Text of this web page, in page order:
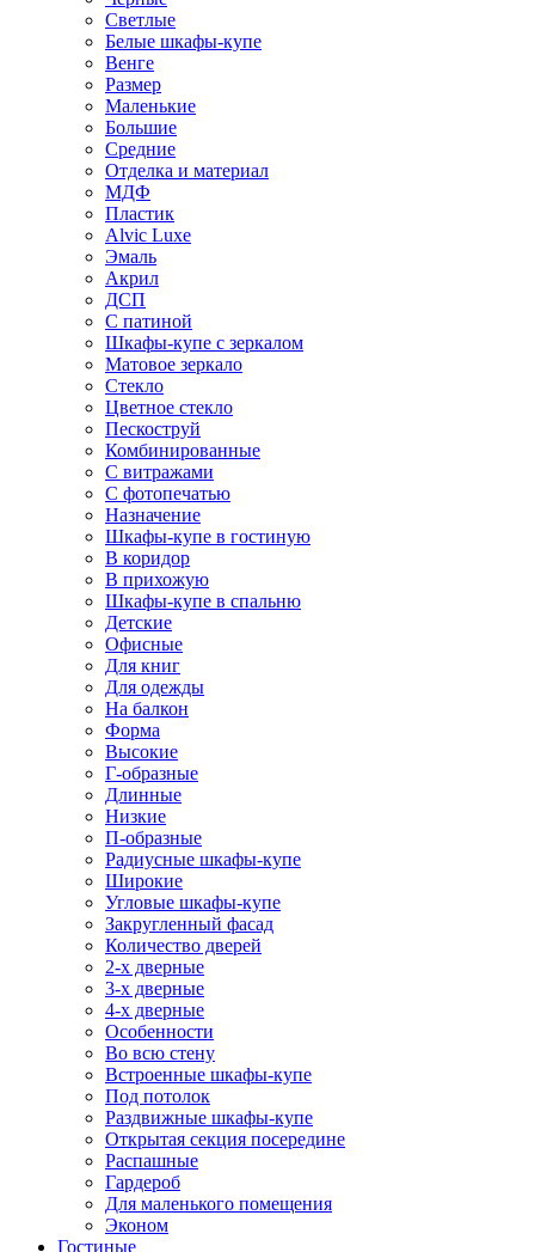
Светлые
Белые шкафы-купе
Венге
Размер
Маленькие
Большие
Средние
Отделка и материал
МДФ
Пластик
Alvic Luxe
Эмаль
Акрил
ДСП
С патиной
Шкафы-купе с зеркалом
Матовое зеркало
Стекло
Цветное стекло
Пескоструй
Комбинированные
С витражами
С фотопечатью
Назначение
Шкафы-купе в гостиную
В коридор
В прихожую
Шкафы-купе в спальню
Детские
Офисные
Для книг
Для одежды
На балкон
Форма
Высокие
Г-образные
Длинные
Низкие
П-образные
Радиусные шкафы-купе
Широкие
Угловые шкафы-купе
Закругленный фасад
Количество дверей
2-х дверные
3-х дверные
4-х дверные
Особенности
Во всю стену
Встроенные шкафы-купе
Под потолок
Раздвижные шкафы-купе
Открытая секция посередине
Распашные
Гардероб
Для маленького помещения
Эконом
Гостиные